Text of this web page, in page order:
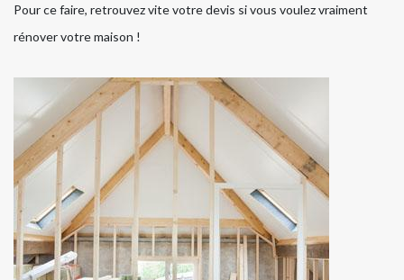
Pour ce faire, retrouvez vite votre devis si vous voulez vraiment
rénover votre maison !